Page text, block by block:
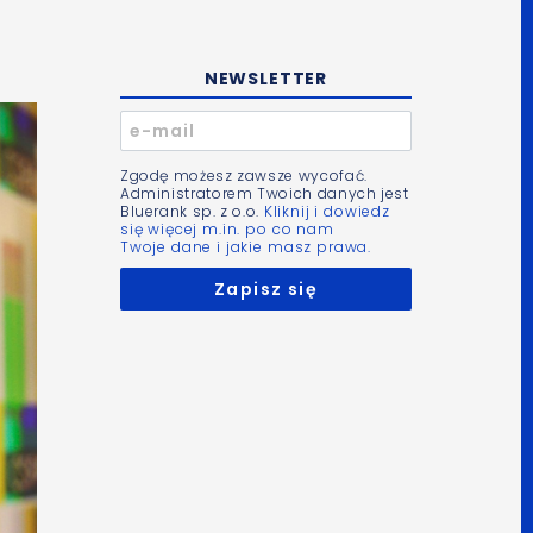
NEWSLETTER
Zgodę możesz zawsze wycofać.
Administratorem Twoich danych jest
Bluerank sp. z o.o. Kliknij i dowiedz
się więcej m.in. po co nam
Twoje dane i jakie masz prawa.